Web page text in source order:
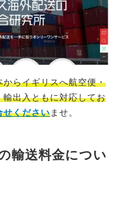
からイギリスへ航空便・
出入ともに対応してお
せくださいませ。
輸送料金につい